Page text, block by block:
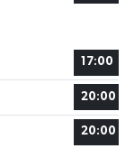
17:00
20:00
20:00